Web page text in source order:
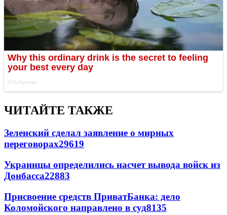
ЧИТАЙТЕ ТАКЖЕ
Зеленский сделал заявление о мирных
переговорах29619
Украинцы определились насчет вывода войск из
Донбасса22883
Присвоение средств ПриватБанка: дело
Коломойского направлено в суд8135